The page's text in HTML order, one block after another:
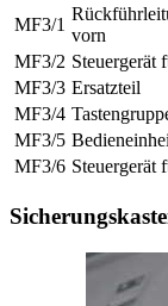
MF3/1
vorn
MF3/2 Steuergerät
MF3/3 Ersatzteil
MF3/4
MF3/5
MF3/6 Steuergerät